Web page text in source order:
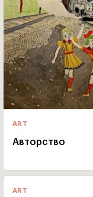
ART
Авторство
ART